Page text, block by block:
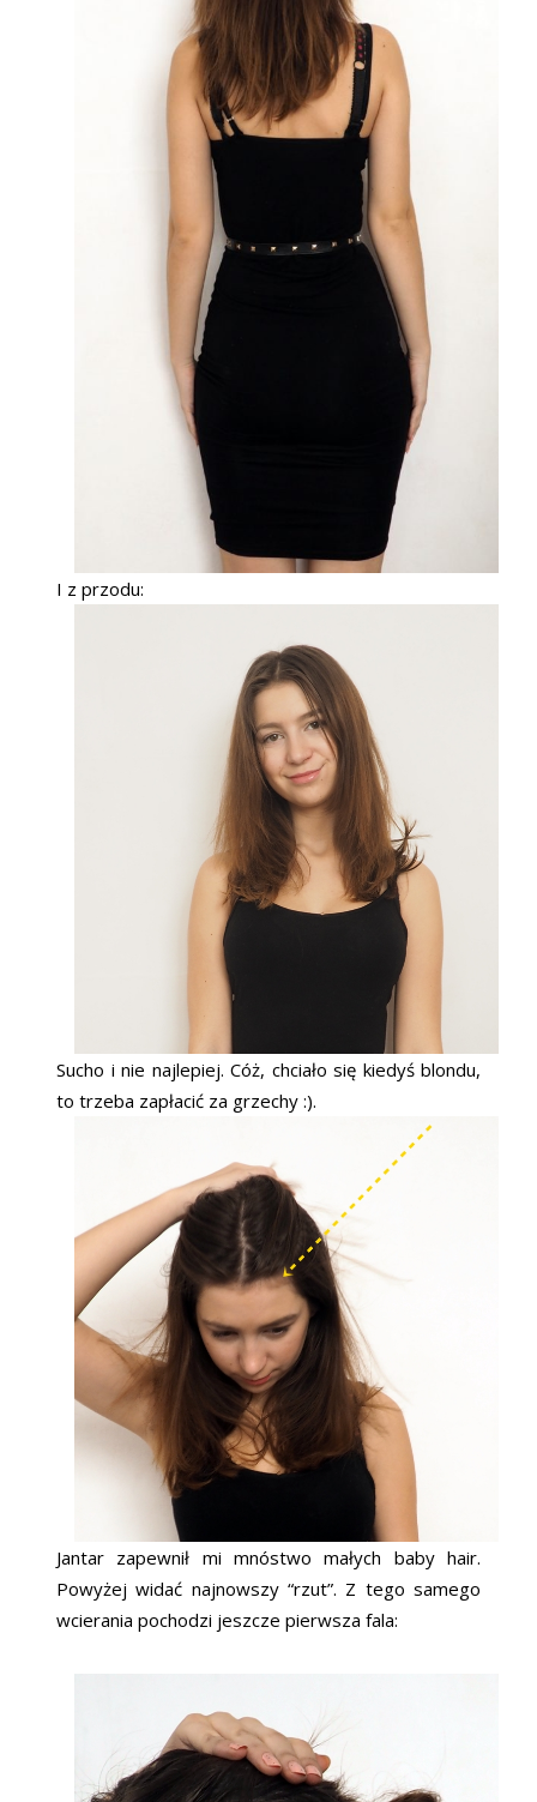
I z przodu:
Sucho i nie najlepiej. Cóż, chciało się kiedyś blondu,
to trzeba zapłacić za grzechy :).
Jantar zapewnił mi mnóstwo małych baby hair.
Powyżej widać najnowszy “rzut”. Z tego samego
wcierania pochodzi jeszcze pierwsza fala: